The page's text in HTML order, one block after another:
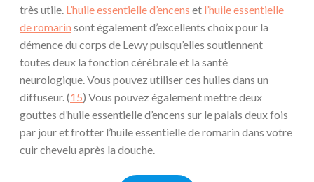
très utile. L’huile essentielle d’encens et l’huile essentielle
de romarin sont également d’excellents choix pour la
démence du corps de Lewy puisqu’elles soutiennent
toutes deux la fonction cérébrale et la santé
neurologique. Vous pouvez utiliser ces huiles dans un
diffuseur. (15) Vous pouvez également mettre deux
gouttes d’huile essentielle d’encens sur le palais deux fois
par jour et frotter l’huile essentielle de romarin dans votre
cuir chevelu après la douche.